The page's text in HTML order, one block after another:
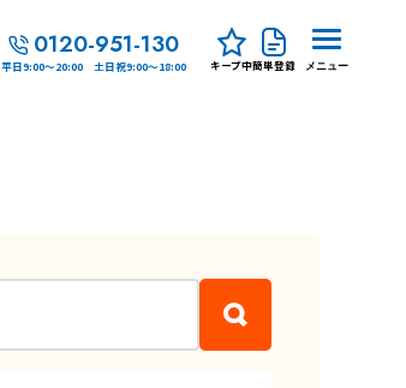
0120-951-130
平日9:00～20:00 土日祝9:00～18:00 キープ中簡単登録 メニュー